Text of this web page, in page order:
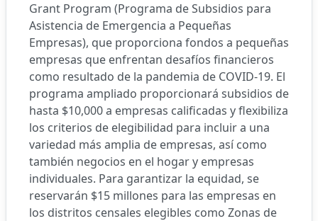
Grant Program (Programa de Subsidios para
Asistencia de Emergencia a Pequeñas
Empresas), que proporciona fondos a pequeñas
empresas que enfrentan desafíos financieros
como resultado de la pandemia de COVID-19. El
programa ampliado proporcionará subsidios de
hasta $10,000 a empresas calificadas y flexibiliza
los criterios de elegibilidad para incluir a una
variedad más amplia de empresas, así como
también negocios en el hogar y empresas
individuales. Para garantizar la equidad, se
reservarán $15 millones para las empresas en
los distritos censales elegibles como Zonas de